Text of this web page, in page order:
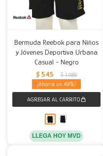
Bermuda Reebok para Niños
y Jóvenes Deportiva Urbana
Casual - Negro
$ 545 $ 1.089
49
LLEGA HOY MVD